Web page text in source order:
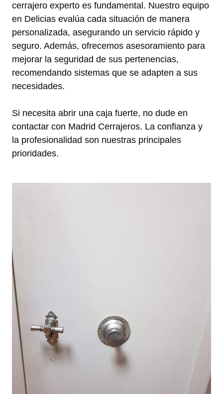
cerrajero experto es fundamental. Nuestro equipo
en Delicias evalúa cada situación de manera
personalizada, asegurando un servicio rápido y
seguro. Además, ofrecemos asesoramiento para
mejorar la seguridad de sus pertenencias,
recomendando sistemas que se adapten a sus
necesidades.
Si necesita abrir una caja fuerte, no dude en
contactar con Madrid Cerrajeros. La confianza y
la profesionalidad son nuestras principales
prioridades.